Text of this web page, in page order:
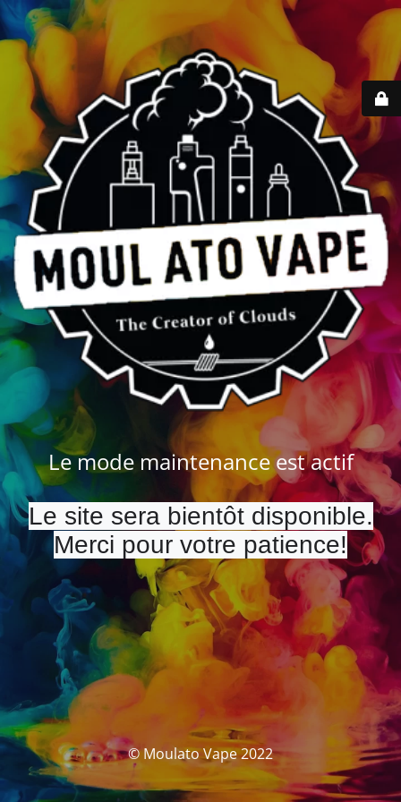
Le mode maintenance est actif
Le site sera bientôt disponible.
Merci pour votre patience!
© Moulato Vape 2022